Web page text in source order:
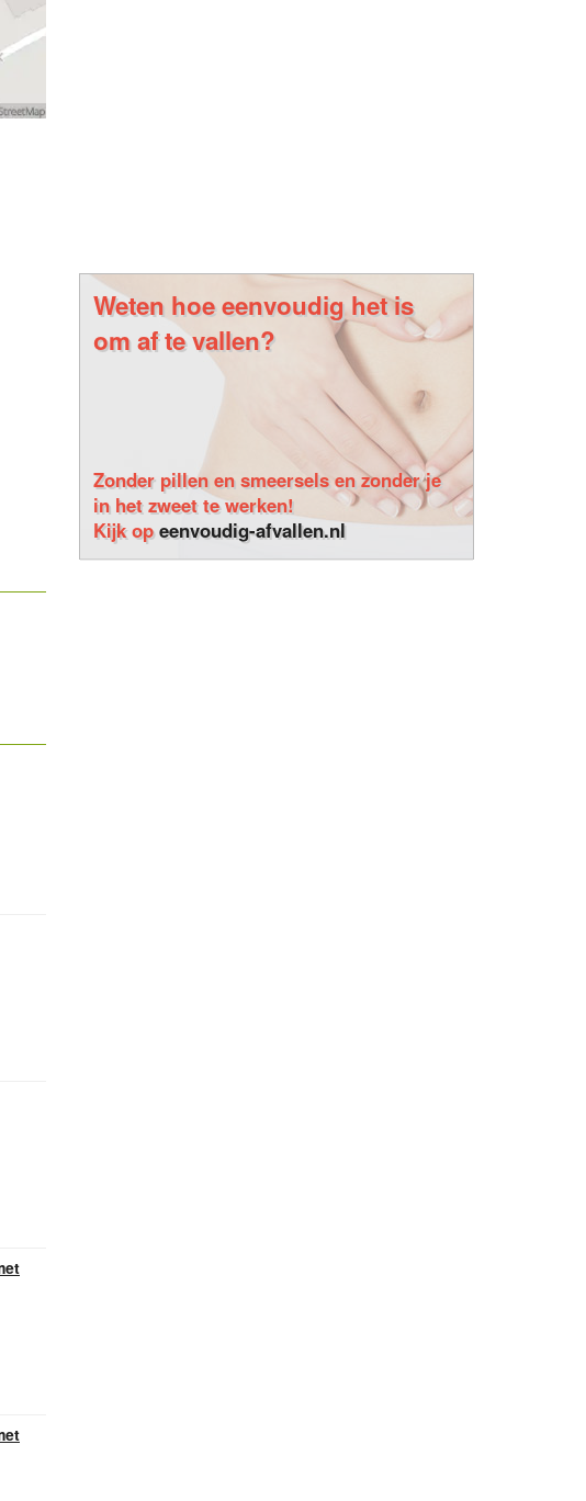
Weten hoe eenvoudig het is
om af te vallen?
Zonder pillen en smeersels en zonder je
in het zweet te werken!
Kijk opeenvoudig-afvallen.nl